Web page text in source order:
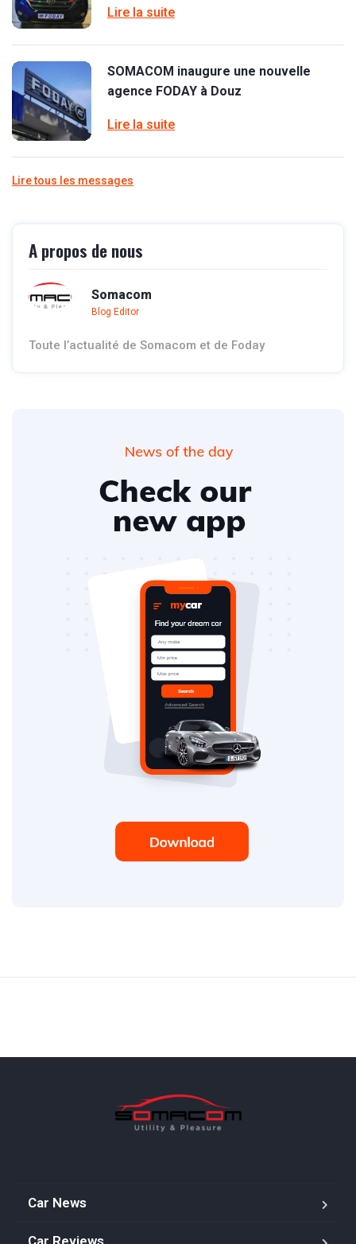
Lire la suite
SOMACOM inaugure une nouvelle
agence FODAY à Douz
Lire la suite
Lire tous les messages
A propos de nous
Somacom
Blog Editor
Toute l’actualité de Somacom et de Foday
Car News
Car Reviews